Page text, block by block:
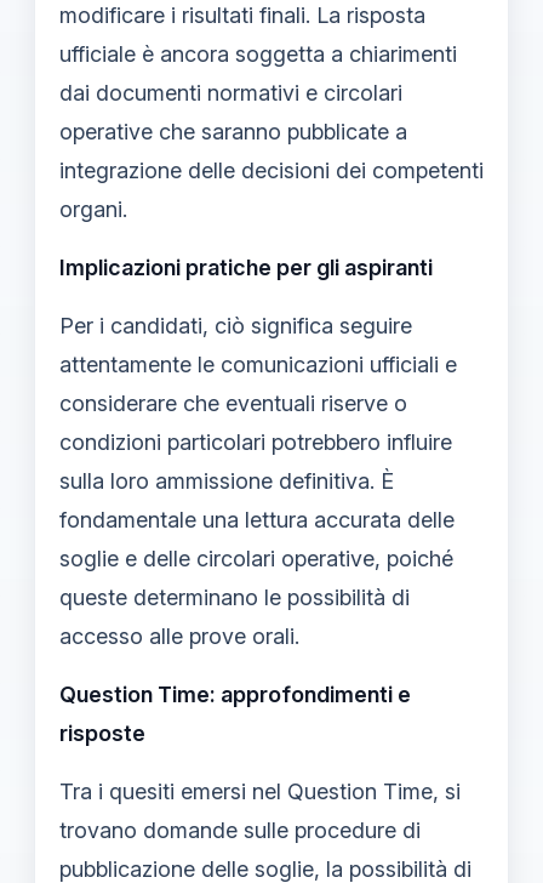
modificare i risultati finali. La risposta
ufficiale è ancora soggetta a chiarimenti
dai documenti normativi e circolari
operative che saranno pubblicate a
integrazione delle decisioni dei competenti
organi.
Implicazioni pratiche per gli aspiranti
Per i candidati, ciò significa seguire
attentamente le comunicazioni ufficiali e
considerare che eventuali riserve o
condizioni particolari potrebbero influire
sulla loro ammissione definitiva. È
fondamentale una lettura accurata delle
soglie e delle circolari operative, poiché
queste determinano le possibilità di
accesso alle prove orali.
Question Time: approfondimenti e
risposte
Tra i quesiti emersi nel Question Time, si
trovano domande sulle procedure di
pubblicazione delle soglie, la possibilità di